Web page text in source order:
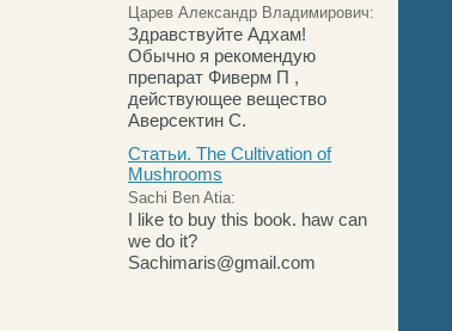
Царев Александр Владимирович:
Здравствуйте Адхам!
Обычно я рекомендую
препарат Фиверм П ,
действующее вещество
Аверсектин С.
Статьи. The Cultivation of
Mushrooms
Sachi Ben Atia:
I like to buy this book. haw can
we do it?
Sachimaris@gmail.com